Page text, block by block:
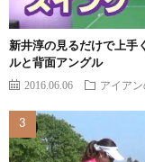
新井淳の見るだけで上手
ルと背面アングル
2016.06.06 アイア